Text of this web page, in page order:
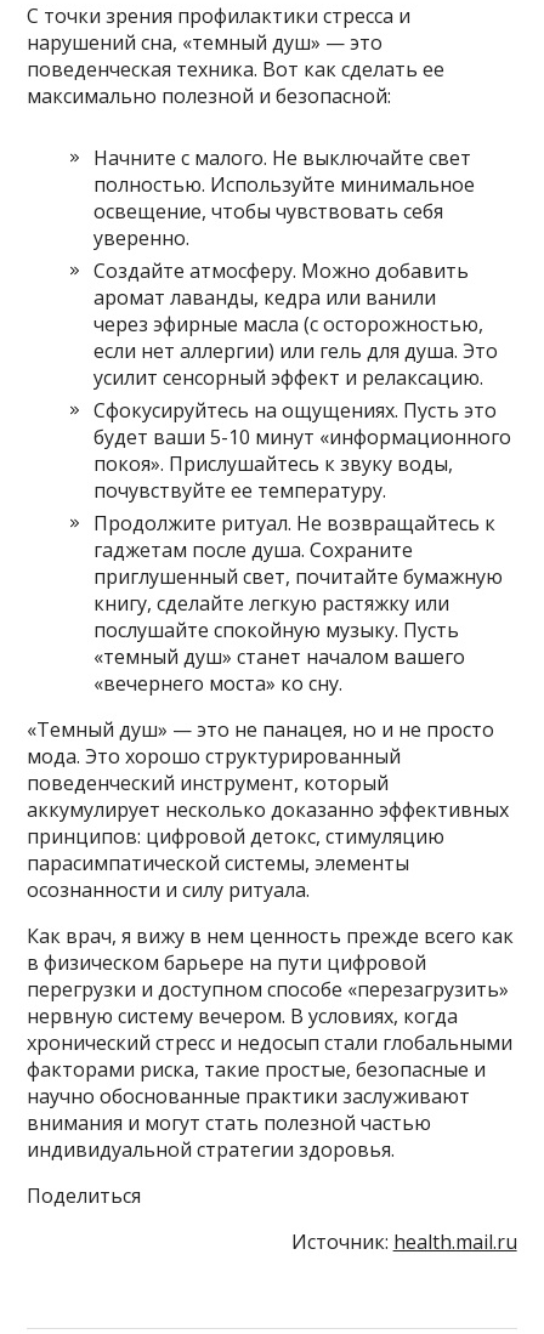
С точки зрения профилактики стресса и
нарушений сна, «темный душ» — это
поведенческая техника. Вот как сделать ее
максимально полезной и безопасной:
Начните с малого. Не выключайте свет
полностью. Используйте минимальное
освещение, чтобы чувствовать себя
уверенно.
Создайте атмосферу. Можно добавить
аромат лаванды, кедра или ванили
через эфирные масла (с осторожностью,
если нет аллергии) или гель для душа. Это
усилит сенсорный эффект и релаксацию.
Сфокусируйтесь на ощущениях. Пусть это
будет ваши 5-10 минут «информационного
покоя». Прислушайтесь к звуку воды,
почувствуйте ее температуру.
Продолжите ритуал. Не возвращайтесь к
гаджетам после душа. Сохраните
приглушенный свет, почитайте бумажную
книгу, сделайте легкую растяжку или
послушайте спокойную музыку. Пусть
«темный душ» станет началом вашего
«вечернего моста» ко сну.
«Темный душ» — это не панацея, но и не просто
мода. Это хорошо структурированный
поведенческий инструмент, который
аккумулирует несколько доказанно эффективных
принципов: цифровой детокс, стимуляцию
парасимпатической системы, элементы
осознанности и силу ритуала.
Как врач, я вижу в нем ценность прежде всего как
в физическом барьере на пути цифровой
перегрузки и доступном способе «перезагрузить»
нервную систему вечером. В условиях, когда
хронический стресс и недосып стали глобальными
факторами риска, такие простые, безопасные и
научно обоснованные практики заслуживают
внимания и могут стать полезной частью
индивидуальной стратегии здоровья.
Поделиться
Источник: health.mail.ru